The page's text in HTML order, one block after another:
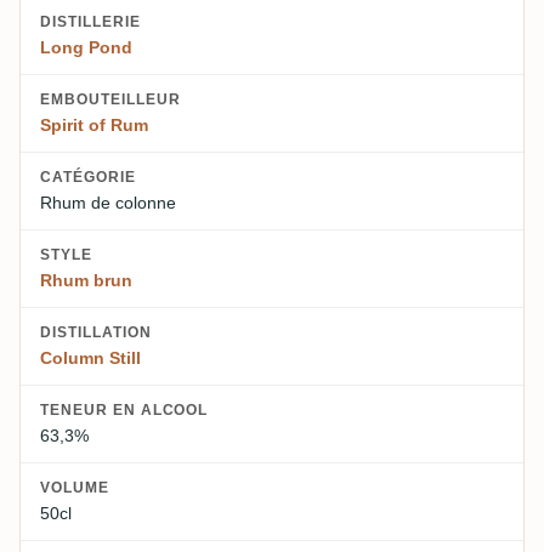
DISTILLERIE
Long Pond
EMBOUTEILLEUR
Spirit of Rum
CATÉGORIE
Rhum de colonne
STYLE
Rhum brun
DISTILLATION
Column Still
TENEUR EN ALCOOL
63,3%
VOLUME
50cl